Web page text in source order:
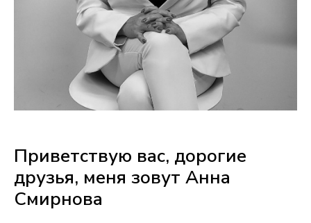
Приветствую вас, дорогие
друзья, меня зовут Анна
Смирнова